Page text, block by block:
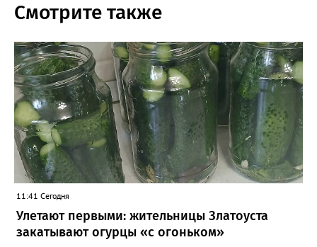
Смотрите также
11:41 Сегодня
Улетают первыми: жительницы Златоуста
закатывают огурцы «с огоньком»